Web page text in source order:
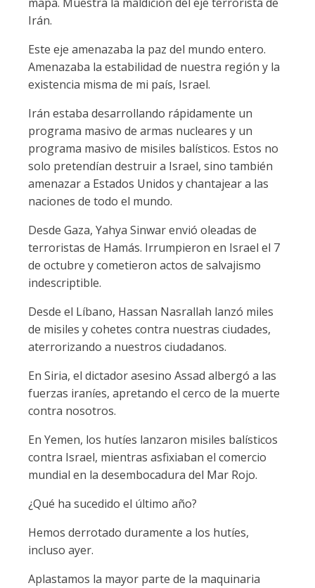
Irán.
Este eje amenazaba la paz del mundo entero.
Amenazaba la estabilidad de nuestra región y la
existencia misma de mi país, Israel.
Irán estaba desarrollando rápidamente un
programa masivo de armas nucleares y un
programa masivo de misiles balísticos. Estos no
solo pretendían destruir a Israel, sino también
amenazar a Estados Unidos y chantajear a las
naciones de todo el mundo.
Desde Gaza, Yahya Sinwar envió oleadas de
terroristas de Hamás. Irrumpieron en Israel el 7
de octubre y cometieron actos de salvajismo
indescriptible.
Desde el Líbano, Hassan Nasrallah lanzó miles
de misiles y cohetes contra nuestras ciudades,
aterrorizando a nuestros ciudadanos.
En Siria, el dictador asesino Assad albergó a las
fuerzas iraníes, apretando el cerco de la muerte
contra nosotros.
En Yemen, los hutíes lanzaron misiles balísticos
contra Israel, mientras asfixiaban el comercio
mundial en la desembocadura del Mar Rojo.
¿Qué ha sucedido el último año?
Hemos derrotado duramente a los hutíes,
incluso ayer.
Aplastamos la mayor parte de la maquinaria